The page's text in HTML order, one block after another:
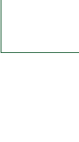
Pentru tine